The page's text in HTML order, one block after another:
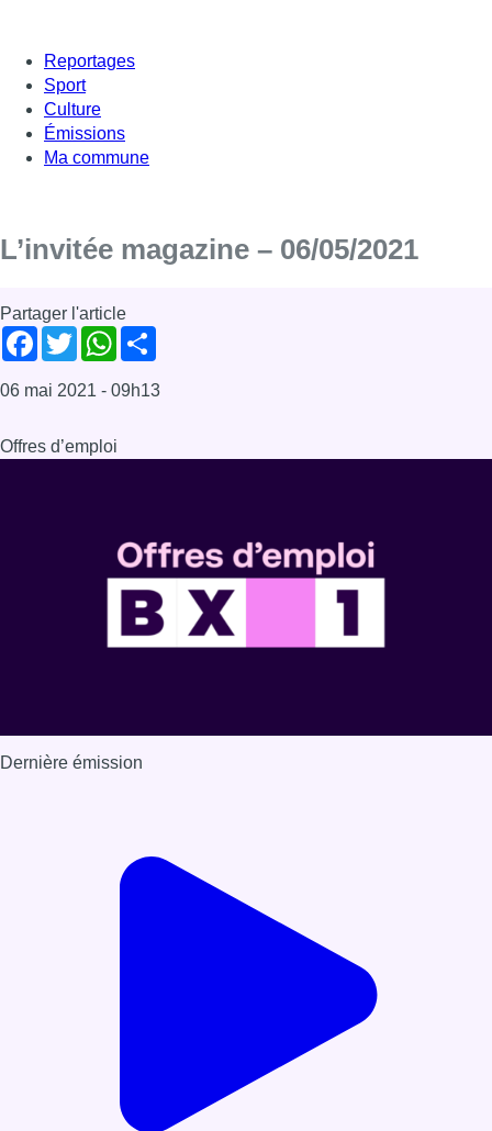
Reportages
Sport
Culture
Émissions
Ma commune
L’invitée magazine – 06/05/2021
Partager l'article
Facebook
TwitterWhatsApp
06 mai 2021 - 09h13
Offres d’emploi
Dernière émission